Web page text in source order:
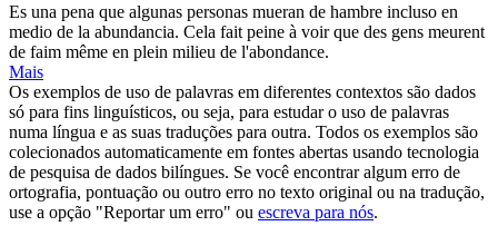
Es una pena que algunas personas mueran de hambre incluso en
medio de la abundancia. Cela fait peine à voir que des gens meurent
de faim même en plein milieu de l'abondance.
Mais
Os exemplos de uso de palavras em diferentes contextos são dados
só para fins linguísticos, ou seja, para estudar o uso de palavras
numa língua e as suas traduções para outra. Todos os exemplos são
colecionados automaticamente em fontes abertas usando tecnologia
de pesquisa de dados bilíngues. Se você encontrar algum erro de
ortografia, pontuação ou outro erro no texto original ou na tradução,
use a opção "Reportar um erro" ou escreva para nós.